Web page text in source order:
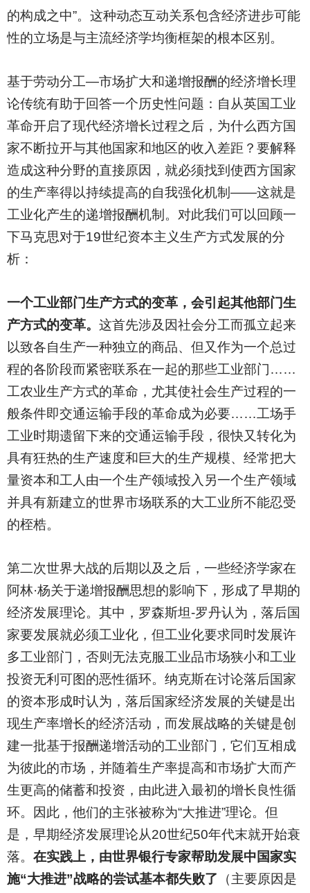
的构成之中”。这种动态互动关系包含经济进步可能
性的立场是与主流经济学均衡框架的根本区别。
基于劳动分工—市场扩大和递增报酬的经济增长理
论传统有助于回答一个历史性问题：自从英国工业
革命开启了现代经济增长过程之后，为什么西方国
家不断拉开与其他国家和地区的收入差距？要解释
造成这种分野的直接原因，就必须找到使西方国家
的生产率得以持续提高的自我强化机制——这就是
工业化产生的递增报酬机制。对此我们可以回顾一
下马克思对于19世纪资本主义生产方式发展的分
析：
一个工业部门生产方式的变革，会引起其他部门生
产方式的变革。 这首先涉及因社会分工而孤立起来
以致各自生产一种独立的商品、但又作为一个总过
程的各阶段而紧密联系在一起的那些工业部门……
工农业生产方式的革命，尤其使社会生产过程的一
般条件即交通运输手段的革命成为必要……工场手
工业时期遗留下来的交通运输手段，很快又转化为
具有狂热的生产速度和巨大的生产规模、经常把大
量资本和工人由一个生产领域投入另一个生产领域
并具有新建立的世界市场联系的大工业所不能忍受
的桎梏。
第二次世界大战的后期以及之后，一些经济学家在
阿林·杨关于递增报酬思想的影响下，形成了早期的
经济发展理论。其中，罗森斯坦-罗丹认为，落后国
家要发展就必须工业化，但工业化要求同时发展许
多工业部门，否则无法克服工业品市场狭小和工业
投资无利可图的恶性循环。纳克斯在讨论落后国家
的资本形成时认为，落后国家经济发展的关键是出
现生产率增长的经济活动，而发展战略的关键是创
建一批基于报酬递增活动的工业部门，它们互相成
为彼此的市场，并随着生产率提高和市场扩大而产
生更高的储蓄和投资，由此进入最初的增长良性循
环。因此，他们的主张被称为“大推进”理论。但
是，早期经济发展理论从20世纪50年代末就开始衰
落。 在实践上，由世界银行专家帮助发展中国家实
施“大推进”战略的尝试基本都失败了 （主要原因是